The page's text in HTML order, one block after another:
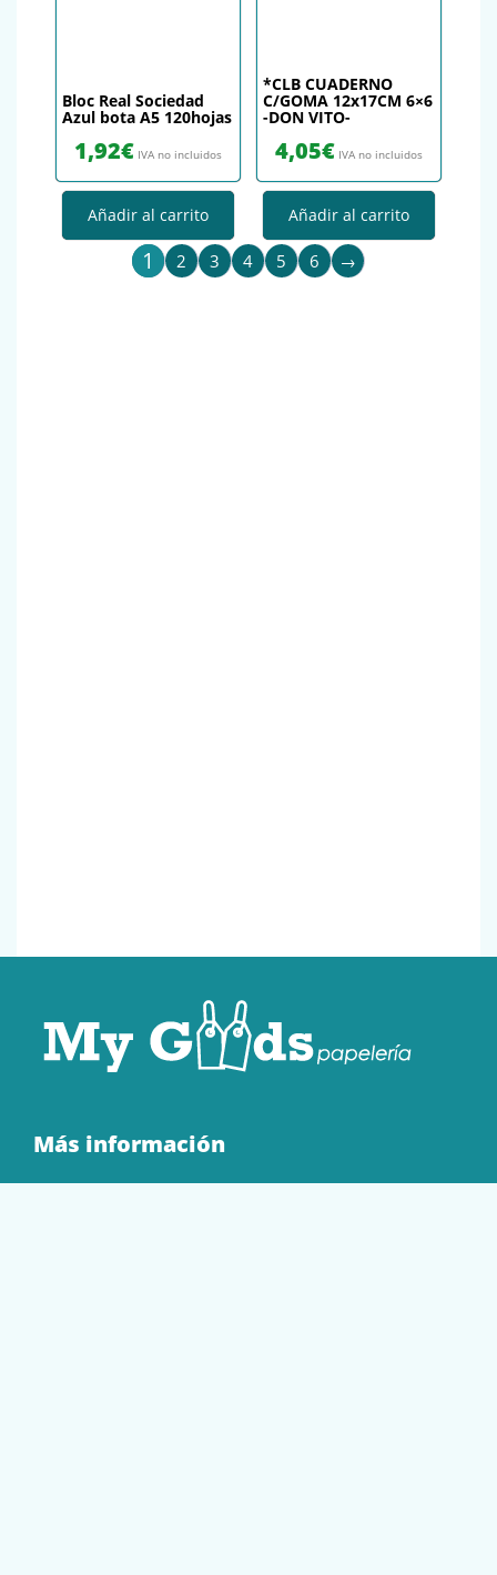
Bloc Real Sociedad
Azul bota A5 120hojas
1,92€ IVA no incluidos
Añadir al carrito
*CLB CUADERNO
C/GOMA 12x17CM 6×6
-DON VITO-
4,05€ IVA no incluidos
Añadir al carrito
1 2 3 4 5 6 →
Más información